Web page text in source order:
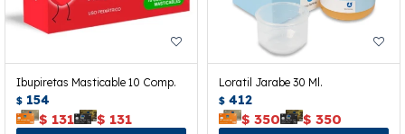
Ibupiretas Masticable 10 Comp.
$ 154
$ 131 $ 131
Loratil Jarabe 30 Ml.
$ 412
$ 350 $ 350